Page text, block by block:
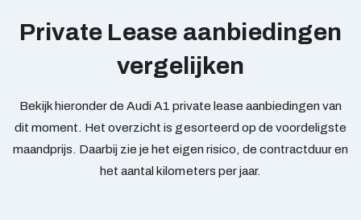
Private Lease aanbiedingen
vergelijken
Bekijk hieronder de Audi A1 private lease aanbiedingen van
dit moment. Het overzicht is gesorteerd op de voordeligste
maandprijs. Daarbij zie je het eigen risico, de contractduur en
het aantal kilometers per jaar.